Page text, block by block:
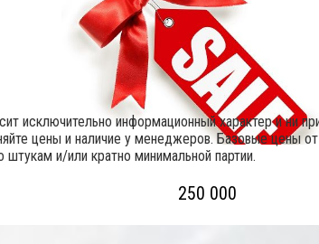
250 000
исключительно информационный характер и ни
цены и наличие у менеджеров. Базовые цены
штукам и/или кратно минимальной партии.